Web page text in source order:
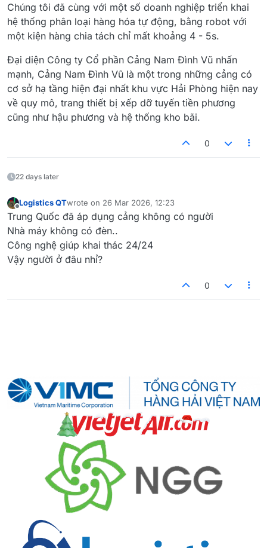
Chúng tôi đã cùng với một số doanh nghiệp triển khai
hệ thống phân loại hàng hóa tự động, bằng robot với
một kiện hàng chia tách chỉ mất khoảng 4 - 5s.
Đại diện Công ty Cổ phần Cảng Nam Đình Vũ nhấn
mạnh, Cảng Nam Đình Vũ là một trong những cảng có
cơ sở hạ tầng hiện đại nhất khu vực Hải Phòng hiện nay
về quy mô, trang thiết bị xếp dỡ tuyến tiền phương
cũng như hậu phương và hệ thống kho bãi.
0
22 days later
Offline
Logistics QTwrote on 26 Mar 2026, 12:23
last edited by
Trung Quốc đã áp dụng cảng không có người
Nhà máy không có đèn..
Công nghệ giúp khai thác 24/24
Vậy người ở đâu nhỉ?
0